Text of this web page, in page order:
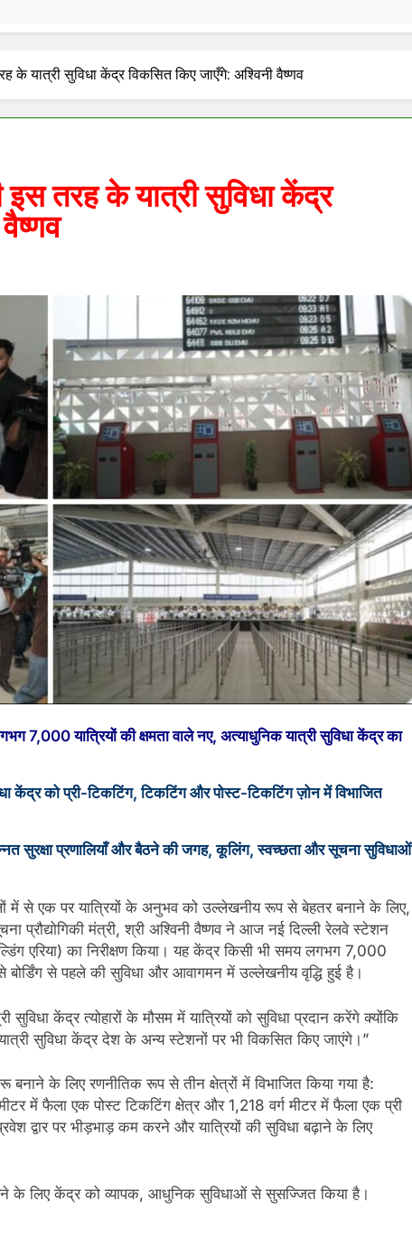
के यात्री सुविधा केंद्र विकसित किए जाएँगे: अश्विनी वैष्णव
तरह के यात्री सुविधा केंद्र
7,000 यात्रियों की क्षमता वाले नए, अत्याधुनिक यात्री सुविधा केंद्र का
केंद्र को प्री-टिकटिंग, टिकटिंग और पोस्ट-टिकटिंग ज़ोन में विभाजित
सुरक्षा प्रणालियाँ और बैठने की जगह, कूलिंग, स्वच्छता और सूचना सुविधाओं
में से एक पर यात्रियों के अनुभव को उल्लेखनीय रूप से बेहतर बनाने के लिए,
प्रौद्योगिकी मंत्री, श्री अश्विनी वैष्णव ने आज नई दिल्ली रेलवे स्टेशन
एरिया) का निरीक्षण किया। यह केंद्र किसी भी समय लगभग 7,000
बोर्डिंग से पहले की सुविधा और आवागमन में उल्लेखनीय वृद्धि हुई है।
सुविधा केंद्र त्योहारों के मौसम में यात्रियों को सुविधा प्रदान करेंगे क्योंकि
सुविधा केंद्र देश के अन्य स्टेशनों पर भी विकसित किए जाएंगे।”
बनाने के लिए रणनीतिक रूप से तीन क्षेत्रों में विभाजित किया गया है:
में फैला एक पोस्ट टिकटिंग क्षेत्र और 1,218 वर्ग मीटर में फैला एक प्री
द्वार पर भीड़भाड़ कम करने और यात्रियों की सुविधा बढ़ाने के लिए
के लिए केंद्र को व्यापक, आधुनिक सुविधाओं से सुसज्जित किया है।